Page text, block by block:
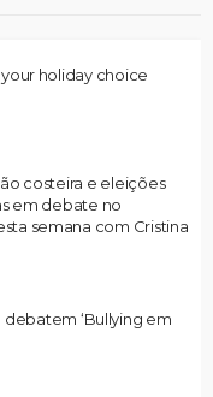
holiday choice
costeira e eleições
em debate no
semana com Cristina
‘Bullying em